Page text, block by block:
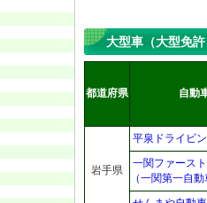
大型車（大型免
都道府県
自動
岩手県
平泉ドライビ
一関ファース
（一関第一自動